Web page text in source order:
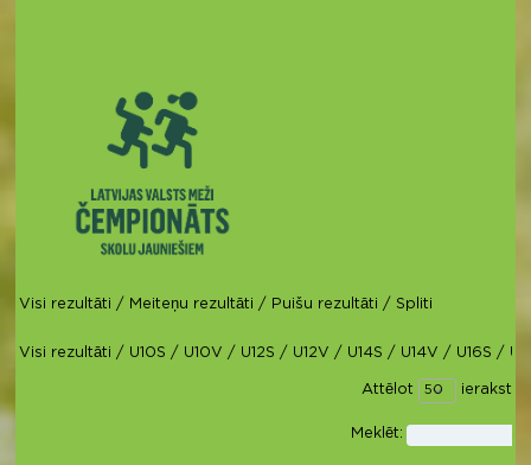
Visi rezultāti / Meiteņu rezultāti / Puišu rezultāti / Spliti
Visi rezultāti / U10S / U10V / U12S / U12V / U14S / U14V / U16S /
Attēlot
Meklēt: